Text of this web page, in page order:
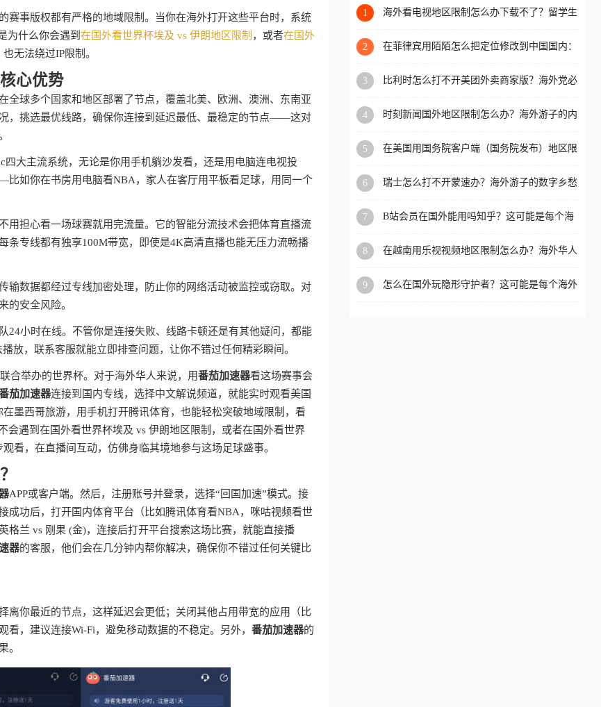
赛事版权都有严格的地域限制。当你在海外打开这些平台时，系统
为什么你会遇到 在国外看世界杯埃及 vs 伊朗地区限制 ，或者在国外
无法绕过IP限制。
心优势
全球多个国家和地区部署了节点，覆盖北美、欧洲、澳洲、东南亚
，挑选最优线路，确保你连接到延迟最低、最稳定的节点——这对
四大主流系统，无论是你用手机躺沙发看，还是用电脑连电视投
如你在书房用电脑看NBA，家人在客厅用平板看足球，用同一个
用担心看一场球赛就用完流量。它的智能分流技术会把体育直播流
条专线都有独享100M带宽，即使是4K高清直播也能无压力流畅播
输数据都经过专线加密处理，防止你的网络活动被监控或窃取。对
的安全风险。
24小时在线。不管你是连接失败、线路卡顿还是有其他疑问，都能
，联系客服就能立即排查问题，让你不错过任何精彩瞬间。
合举办的世界杯。对于海外华人来说，用番茄加速器看这场赛事会
茄加速器连接到国内专线，选择中文解说频道，就能实时观看美国
墨西哥旅游，用手机打开腾讯体育，也能轻松突破地域限制，看
遇到在国外看世界杯埃及 vs 伊朗地区限制，或者在国外看世界
看，在直播间互动，仿佛身临其境地参与这场足球盛事。
APP或客户端。然后，注册账号并登录，选择“回国加速”模式。接
成功后，打开国内体育平台（比如腾讯体育看NBA，咪咕视频看世
格兰 vs 刚果 (金)，连接后打开平台搜索这场比赛，就能直接播
器的客服，他们会在几分钟内帮你解决，确保你不错过任何关键比
离你最近的节点，这样延迟会更低；关闭其他占用带宽的应用（比
，建议连接Wi-Fi，避免移动数据的不稳定。另外， 番茄加速器的
。
区工作、留学、定居等，都
权限制所困扰。
回国加速器，即可解决「海
版权限制」的问题，无论人
国、加拿大、澳大利亚、欧
学、定居等，都可以使用，
扰。
1
海外看电视地区限制怎么办下载不了？留学生
2
在菲律宾用陌陌怎么把定位修改到中国国内：
3
比利时怎么打不开美团外卖商家版？海外党必
4
时刻新闻国外地区限制怎么办？海外游子的内
5
在美国用国务院客户端（国务院发布）地区限
6
瑞士怎么打不开蒙速办？海外游子的数字乡愁
7
B站会员在国外能用吗知乎？这可能是每个海
8
在越南用乐视视频地区限制怎么办？海外华人
9
怎么在国外玩隐形守护者？这可能是每个海外